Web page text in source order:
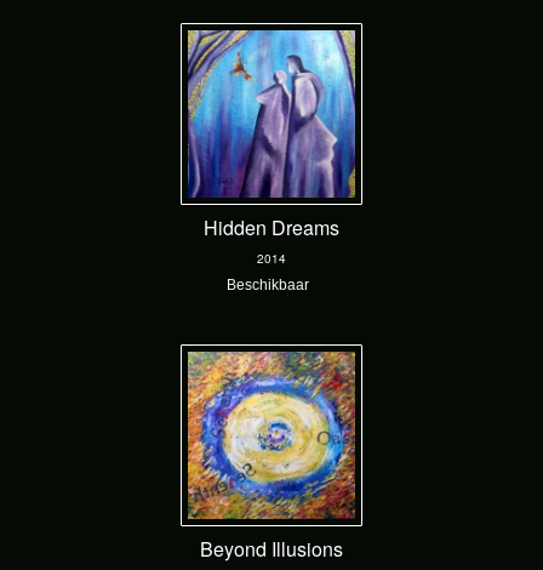
Hidden Dreams
2014
Beschikbaar
Beyond Illusions